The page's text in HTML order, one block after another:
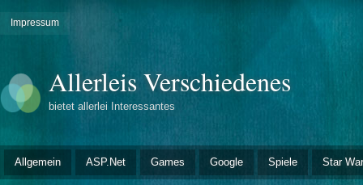
Impressum
Allerleis Verschiedenes
bietet allerlei Interessantes
Allgemein ASP.Net Games Google Spiele Star